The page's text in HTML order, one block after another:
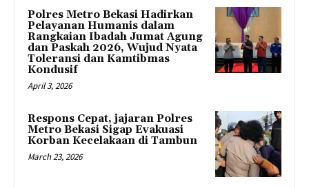
Polres Metro Bekasi Hadirkan
Pelayanan Humanis dalam
Rangkaian Ibadah Jumat Agung
dan Paskah 2026, Wujud Nyata
Toleransi dan Kamtibmas
Kondusif
April 3, 2026
Respons Cepat, jajaran Polres
Metro Bekasi Sigap Evakuasi
Korban Kecelakaan di Tambun
March 23, 2026